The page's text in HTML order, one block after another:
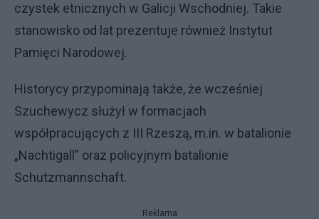
czystek etnicznych w Galicji Wschodniej. Takie
stanowisko od lat prezentuje również Instytut
Pamięci Narodowej.
Historycy przypominają także, że wcześniej
Szuchewycz służył w formacjach
współpracujących z III Rzeszą, m.in. w batalionie
„Nachtigall” oraz policyjnym batalionie
Schutzmannschaft.
Reklama